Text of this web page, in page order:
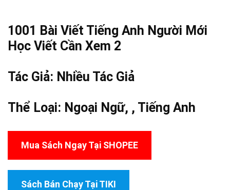
1001 Bài Viết Tiếng Anh Người Mới
Học Viết Cần Xem 2
Tác Giả: Nhiều Tác Giả
Thể Loại: Ngoại Ngữ, , Tiếng Anh
Mua Sách Ngay Tại SHOPEE
Sách Bán Chạy Tại TIKI